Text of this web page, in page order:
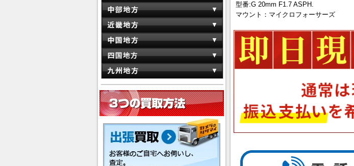
型番:G 20mm F1.7 ASPH.
マウント：マイクロフォーサーズ